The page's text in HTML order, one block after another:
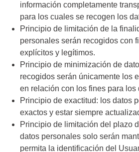
información completamente
para los cuales se recogen los
Principio de limitación de la
personales serán recogidos con
explícitos y legítimos.
Principio de minimización de
recogidos serán únicamente los
en relación con los fines para los
Principio de exactitud: los datos
exactos y estar siempre
Principio de limitación del plazo
datos personales solo serán
permita la identificación del